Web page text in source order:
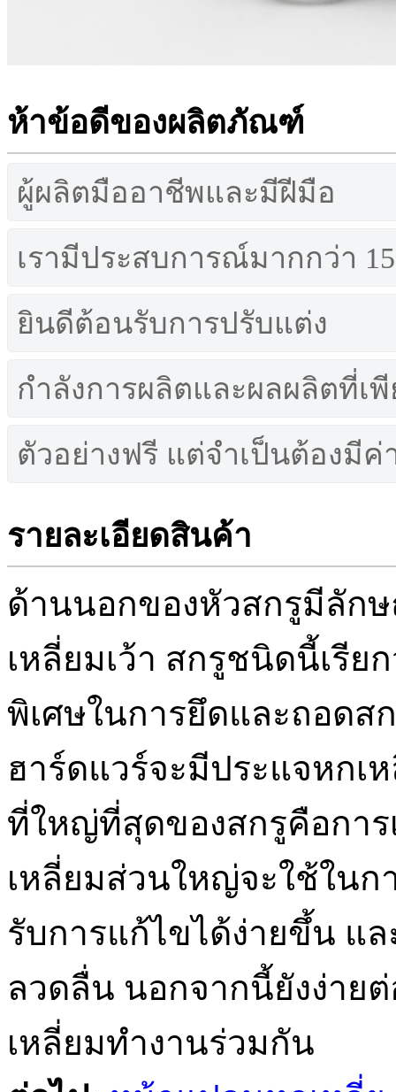
ห้าข้อดีของผลิตภัณฑ์
ผู้ผลิตมืออาชีพและมีฝีมือ
เรามีประสบการณ์มากกว่า
ยินดีต้อนรับการปรับแต่ง
กำลังการผลิตและผลผลิตที่เ
ตัวอย่างฟรี แต่จำเป็นต้องมีค่
รายละเอียดสินค้า
ด้านนอกของหัวสกรูมีลัก
เหลี่ยมเว้า สกรูชนิดนี้เรีย
พิเศษในการยึดและถอด
ฮาร์ดแวร์จะมีประแจหก
ที่ใหญ่ที่สุดของสกรูคือการ
เหลี่ยมส่วนใหญ่จะใช้ในก
รับการแก้ไขได้ง่ายขึ้น แ
ลวดลื่น นอกจากนี้ยังง่าย
เหลี่ยมทำงานร่วมกัน